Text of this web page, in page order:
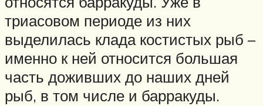
триасовом периоде из них
выделилась клада костистых рыб –
именно к ней относится большая
часть доживших до наших дней
рыб, в том числе и барракуды.